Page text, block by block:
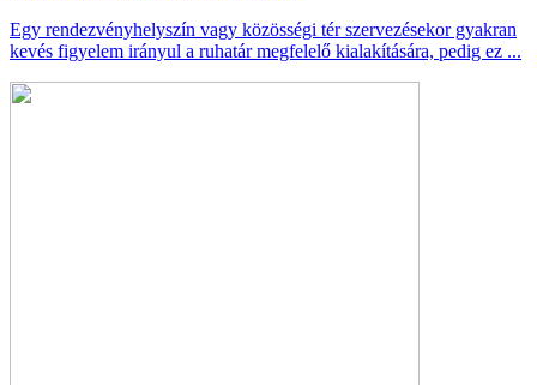
Egy rendezvényhelyszín vagy közösségi tér szervezésekor gyakran
kevés figyelem irányul a ruhatár megfelelő kialakítására, pedig ez ...